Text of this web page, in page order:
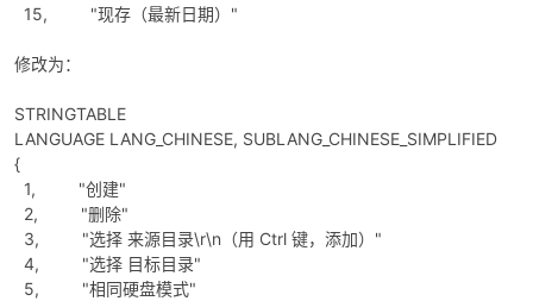
15, "现存（最新日期）"
修改为：
STRINGTABLE
LANGUAGE LANG_CHINESE, SUBLANG_CHINESE_SIMPLIFIED
{
1, "创建"
2, "删除"
3, "选择 来源目录\r\n（用 Ctrl 键，添加）"
4, "选择 目标目录"
5, "相同硬盘模式"